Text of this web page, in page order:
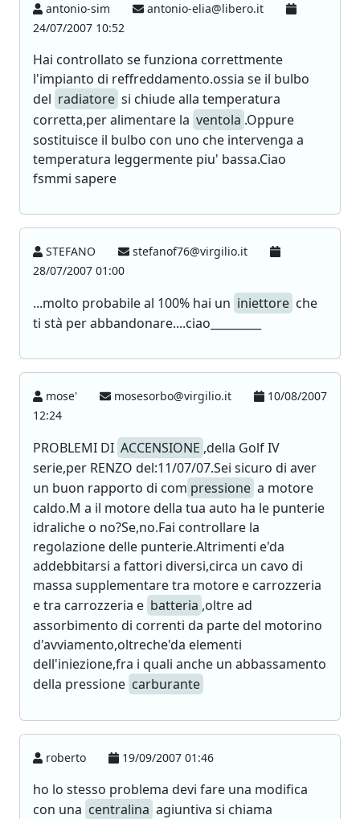
antonio-sim
antonio-elia@libero.it
24/07/2007 10:52
Hai controllato se funziona correttmente
l'impianto di reffreddamento.ossia se il bulbo
del radiatore si chiude alla temperatura
corretta,per alimentare la ventola .Oppure
sostituisce il bulbo con uno che intervenga a
temperatura leggermente piu' bassa.Ciao
fsmmi sapere
STEFANO
stefanof76@virgilio.it
28/07/2007 01:00
...molto probabile al 100% hai un iniettore che
ti stà per abbandonare....ciao_________
mose' mosesorbo@virgilio.it
10/08/2007
12:24
PROBLEMI DI ACCENSIONE ,della Golf IV
serie,per RENZO del:11/07/07.Sei sicuro di aver
un buon rapporto di com pressione a motore
caldo.M a il motore della tua auto ha le punterie
idraliche o no?Se,no.Fai controllare la
regolazione delle punterie.Altrimenti e'da
addebbitarsi a fattori diversi,circa un cavo di
massa supplementare tra motore e carrozzeria
e tra carrozzeria e batteria ,oltre ad
assorbimento di correnti da parte del motorino
d'avviamento,oltreche'da elementi
dell'iniezione,fra i quali anche un abbassamento
della pressione carburante
roberto 19/09/2007 01:46
ho lo stesso problema devi fare una modifica
con una centralina agiuntiva si chiama